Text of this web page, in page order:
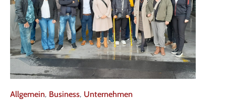
Category
Allgemein, Business, Unternehmen